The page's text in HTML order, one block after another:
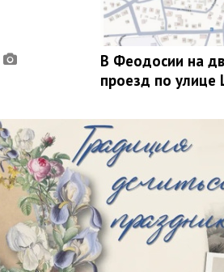
В Феодосии на
проезд по улице